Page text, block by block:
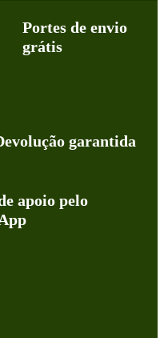
Portes de envio
grátis
garantida
apoio pelo